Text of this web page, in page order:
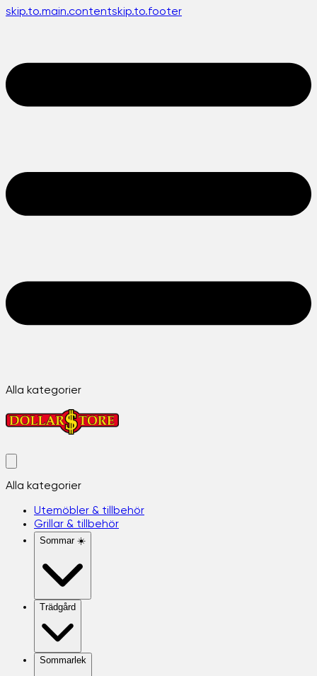
skip.to.main.contentskip.to.footer
Alla kategorier
Alla kategorier
Utemöbler & tillbehör
Grillar & tillbehör
Sommar ☀️
Trädgård
Sommarlek